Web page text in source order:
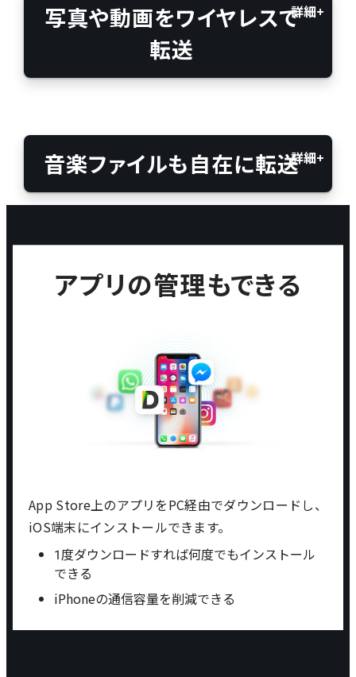
写真や動画をワイヤレスで
転送
音楽ファイルも自在に転送
アプリの管理もできる
App Store上のアプリをPC経由でダウンロードし、
iOS端末にインストールできます。
1度ダウンロードすれば何度でもインストール
できる
iPhoneの通信容量を削減できる